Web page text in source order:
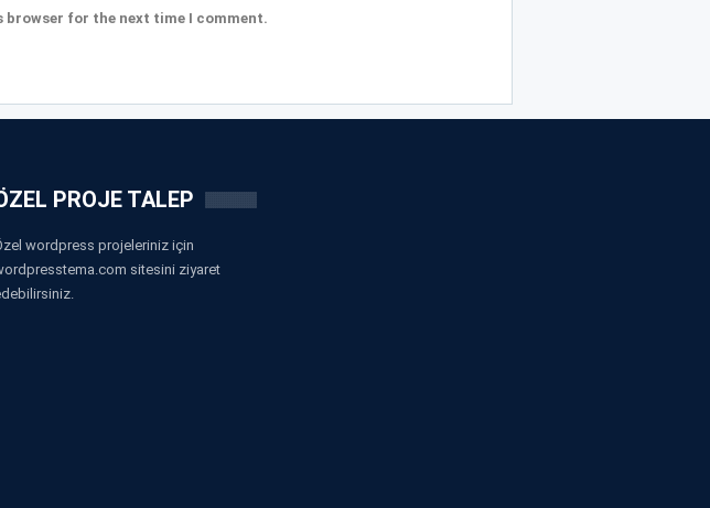
browser for the next time I comment.
PROJE TALEP
wordpress projeleriniz için
sitesini ziyaret